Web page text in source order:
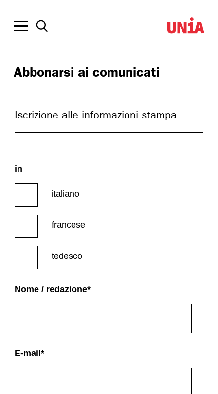
Abbonarsi ai comunicati
Iscrizione alle informazioni stampa
in
italiano
francese
tedesco
Nome / redazione*
E-mail *